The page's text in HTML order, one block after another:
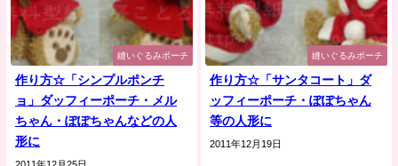
縫いぐるみポーチ
作り方☆「シンプルポンチ
ョ」ダッフィーポーチ・メル
ちゃん・ぽぽちゃんなどの人
形に
縫いぐるみポーチ
作り方☆「サンタコート」ダ
ッフィーポーチ・ぽぽちゃん
等の人形に
2011年12月19日